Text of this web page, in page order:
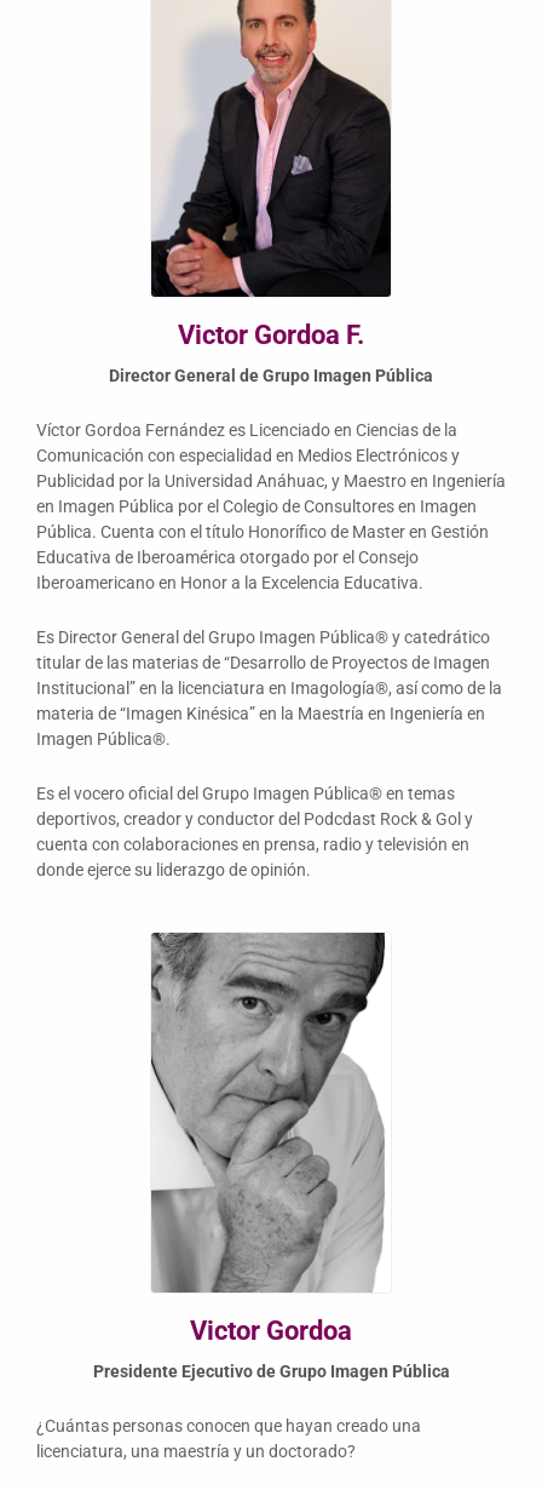
Victor Gordoa F.
Director General de Grupo Imagen Pública
Víctor Gordoa Fernández es Licenciado en Ciencias de la
Comunicación con especialidad en Medios Electrónicos y
Publicidad por la Universidad Anáhuac, y Maestro en Ingeniería
en Imagen Pública por el Colegio de Consultores en Imagen
Pública. Cuenta con el título Honorífico de Master en Gestión
Educativa de Iberoamérica otorgado por el Consejo
Iberoamericano en Honor a la Excelencia Educativa.
Es Director General del Grupo Imagen Pública® y catedrático
titular de las materias de “Desarrollo de Proyectos de Imagen
Institucional” en la licenciatura en Imagología®, así como de la
materia de “Imagen Kinésica” en la Maestría en Ingeniería en
Imagen Pública®.
Es el vocero oficial del Grupo Imagen Pública® en temas
deportivos, creador y conductor del Podcdast Rock & Gol y
cuenta con colaboraciones en prensa, radio y televisión en
donde ejerce su liderazgo de opinión.
Victor Gordoa
Presidente Ejecutivo de Grupo Imagen Pública
¿Cuántas personas conocen que hayan creado una
licenciatura, una maestría y un doctorado?